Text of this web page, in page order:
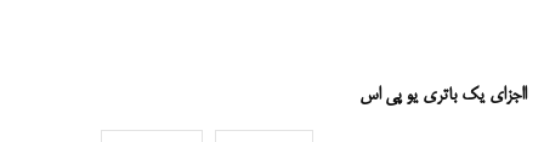
ااجزای یک باتری یو پی اس